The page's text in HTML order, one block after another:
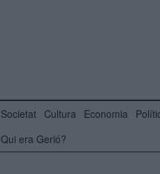
Societat Cultura Economia
Qui era Gerió?